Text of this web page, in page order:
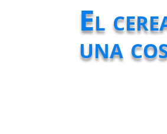
El
una